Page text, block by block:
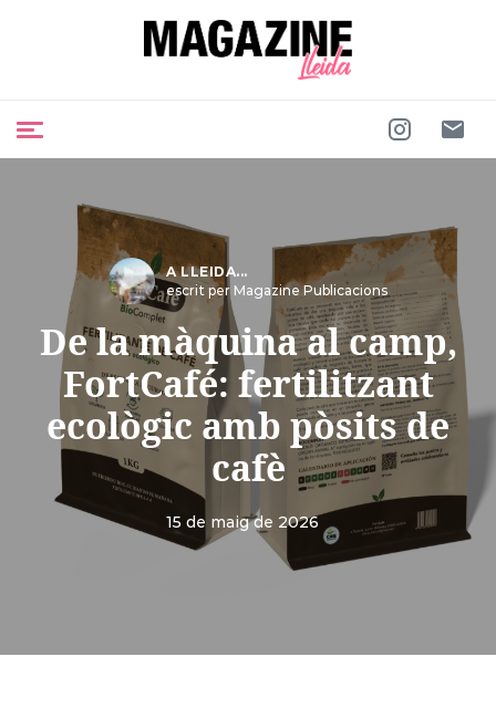
A LLEIDA...
escrit per Magazine Publicacions
De la màquina al camp,
FortCafé: fertilitzant
ecològic amb pòsits de
cafè
15 de maig de 2026